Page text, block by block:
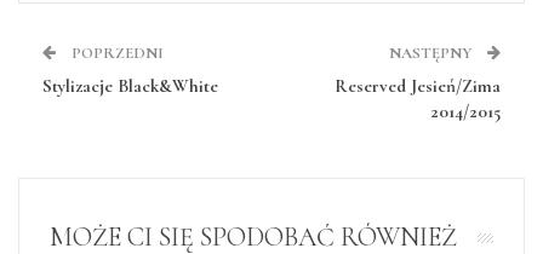
POPRZEDNI
Stylizacje Black&White
NASTĘPNY
Reserved Jesień/Zima
2014/2015
MOŻE CI SIĘ SPODOBAĆ RÓWNIEŻ